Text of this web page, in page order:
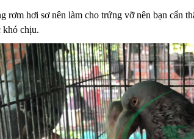
rơm hơi sơ nên làm cho trứng vỡ nên bạn cẩn
khó chịu.